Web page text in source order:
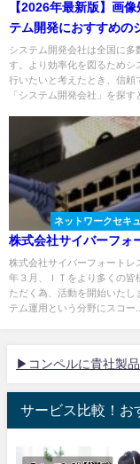
【2026年最新版】画
テム開発におすすめの
開発会社４選！
システム開発会社は全国に多
す。より効率化を図るためシ
行いたいと考えたとき、信頼
「システム開発会社」を探す
ネットワークセキ
株式会社サイバーフォ
株式会社サイバーフォートレ
年３月、ＩＴをより多くの皆
ただく為、活動を開始いたし
テム運用という分野にスコー...
▶コンペルに貴社製
サービス比較！お